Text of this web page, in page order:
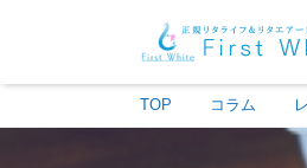
TOP コラム